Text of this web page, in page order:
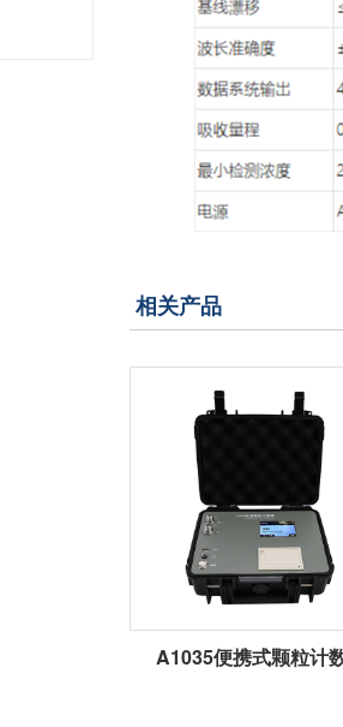
相关产品
A1035便携式颗粒计